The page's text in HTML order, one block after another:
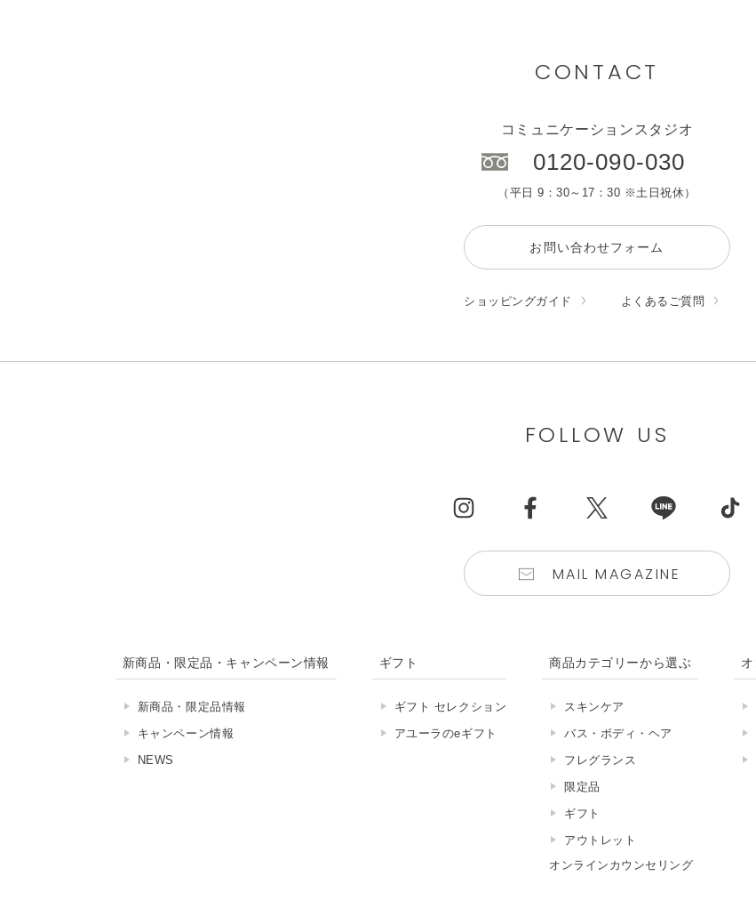
CONTACT
コミュニケーションスタジオ
0120-090-030
（平日 9：30～17：30 ※土日祝休）
お問い合わせフォーム
ショッピングガイド よくあるご質問
FOLLOW US
MAIL MAGAZINE
新商品・限定品・キャンペーン情報
新商品・限定品情報
キャンペーン情報
NEWS
ギフト
ギフト セレクション
アユーラのeギフト
商品カテゴリーから選ぶ
スキンケア
バス・ボディ・ヘア
フレグランス
限定品
ギフト
アウトレット
オンラインカウンセリング